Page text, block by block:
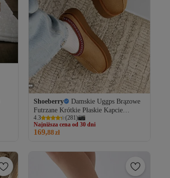
Shoeberry
Damskie Uggps Brązowe
Futrzane Krótkie Płaskie Kapcie
Zamszowe Tan Tekstylne
4.3 (281)
Najniższa cena od 30 dni
Darmowa wysyłka
Najniższa cena od 30 dni
169,88zł